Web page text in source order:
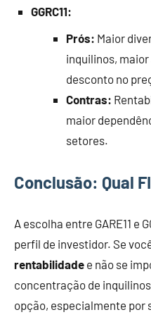
GGRC11:
Prós: Maior
inquilinos,
desconto no
Contras:
maior
setores.
Conclusão: Qual
A escolha entre GARE11 e
perfil de investidor. Se
rentabilidade e não se
concentração de
opção, especialmente por